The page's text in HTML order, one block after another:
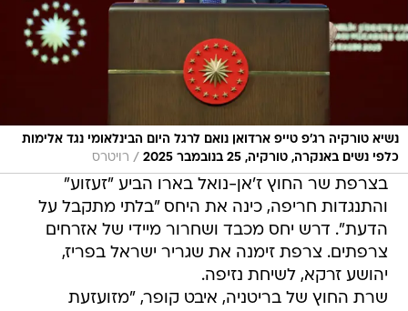
נשיא טורקיה רג'פ טייפ ארדואן נואם לרגל היום הבינלאומי נגד אלימות
כלפי נשים באנקרה, טורקיה, 25 בנובמבר 2025
/ רויטרס
בצרפת שר החוץ ז'אן-נואל בארו הביע "זעזוע"
והתנגדות חריפה, כינה את היחס "בלתי מתקבל על
הדעת". דרש יחס מכבד ושחרור מיידי של אזרחים
צרפתים. צרפת זימנה את שגריר ישראל בפריז,
יהושע זרקא, לשיחת נזיפה.
שרת החוץ של בריטניה, איבט קופר, "מזועזעת